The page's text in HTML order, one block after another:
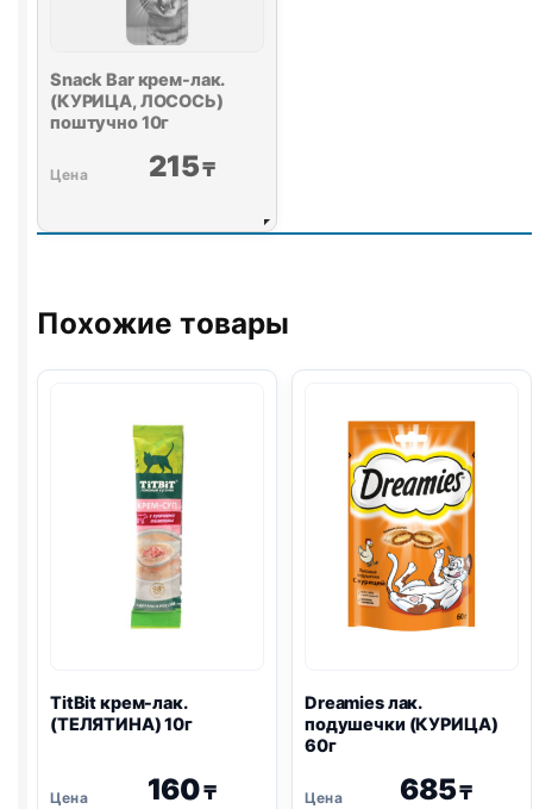
Snack Bar крем-лак.
(КУРИЦА, ЛОСОСЬ)
поштучно 10г
215₸
Похожие товары
TitBit крем-лак.
(ТЕЛЯТИНА) 10г
160₸
Dreamiesлак.
подушечки (КУРИЦА)
60г
685₸